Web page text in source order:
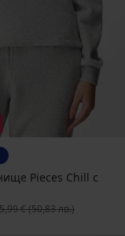
Pieces Chill с
цена
€(50,83 лв.)